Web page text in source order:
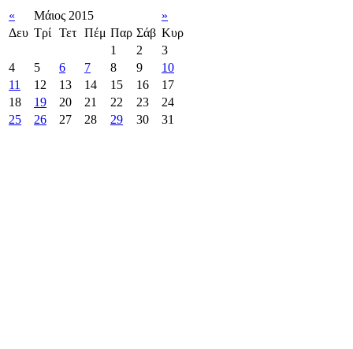
« Μάιος 2015
»
Δευ Τρί Τετ Πέμ Παρ Σάβ Κυρ
1
2
3
4
5 6 7 8 9
10
11
12 13 14 15 16
17
18
19 20 21 22 23
24
25
26 27 28 29 30 31